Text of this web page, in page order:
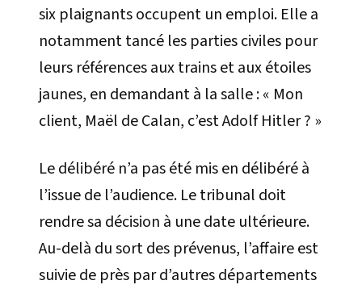
six plaignants occupent un emploi. Elle a
notamment tancé les parties civiles pour
leurs références aux trains et aux étoiles
jaunes, en demandant à la salle : « Mon
client, Maël de Calan, c’est Adolf Hitler ? »
Le délibéré n’a pas été mis en délibéré à
l’issue de l’audience. Le tribunal doit
rendre sa décision à une date ultérieure.
Au-delà du sort des prévenus, l’affaire est
suivie de près par d’autres départements